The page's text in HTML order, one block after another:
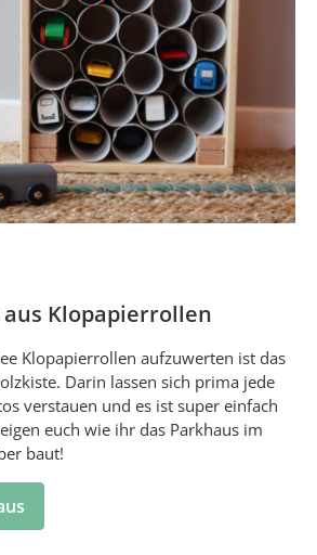
aus Klopapierrollen
Klopapierrollen aufzuwerten ist das
Darin lassen sich prima jede
verstauen und es ist super einfach
euch wie ihr das Parkhaus im
baut!